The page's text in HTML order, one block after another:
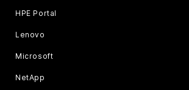
HPE Portal
Lenovo
Microsoft
NetApp